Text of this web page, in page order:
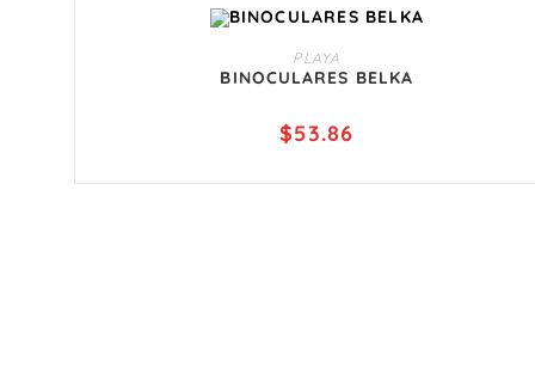
AÑADIR AL CARRITO
PLAYA
BINOCULARES BELKA
$53.86